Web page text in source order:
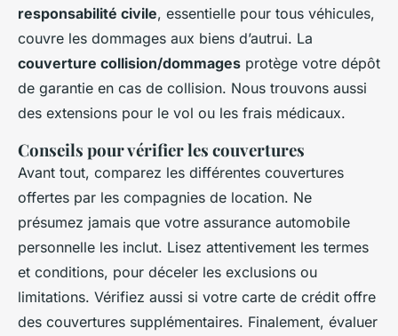
responsabilité civile, essentielle pour tous véhicules,
couvre les dommages aux biens d’autrui. La
couverture collision/dommages protège votre dépôt
de garantie en cas de collision. Nous trouvons aussi
des extensions pour le vol ou les frais médicaux.
Conseils pour vérifier les couvertures
Avant tout, comparez les différentes couvertures
offertes par les compagnies de location. Ne
présumez jamais que votre assurance automobile
personnelle les inclut. Lisez attentivement les termes
et conditions, pour déceler les exclusions ou
limitations. Vérifiez aussi si votre carte de crédit offre
des couvertures supplémentaires. Finalement, évaluer